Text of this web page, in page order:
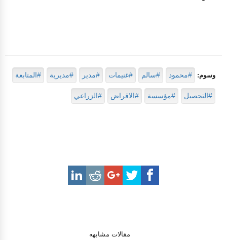
وسوم: #محمود #سالم #غنيمات #مدير #مديرية #المتابعة
#التحصيل #مؤسسة #الاقراض #الزراعي
مقالات مشابهه